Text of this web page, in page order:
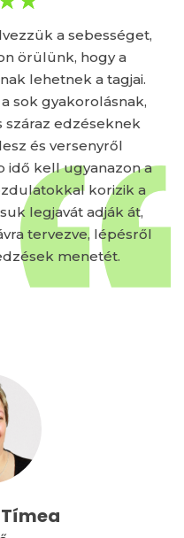
a sebességet,
örülünk, hogy a
lehetnek a tagjai.
sok gyakorolásnak,
száraz edzéseknek
és versenyről
idő kell ugyanazon a
korizik a
legjavát adják át,
tervezve, lépésről
menetét.